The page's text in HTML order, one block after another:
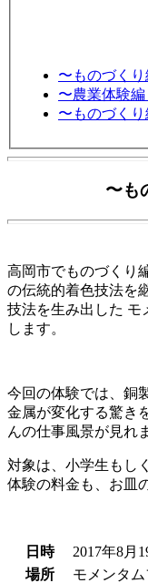
〜ものづく
〜農業体験
〜ものづく
〜も
高岡市でものづくり
の伝統的着色技法を
技法を生み出した モ
します。
今回の体験では、銅
金属が変化する驚き
んの仕事風景が見れ
対象は、小学生もし
体験の料金も、お皿
日時
2017年8月
場所
モメンタム